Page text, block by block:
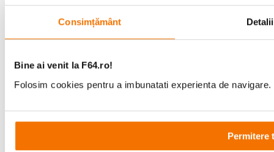
Consimțământ Detalii
Bine ai venit la F64.ro!
Folosim cookies pentru a imbunatati experienta de
Permitere
+40 21 270 0050
09:00 - 21:00
Bd-ul Unirii 64, Bucuresti